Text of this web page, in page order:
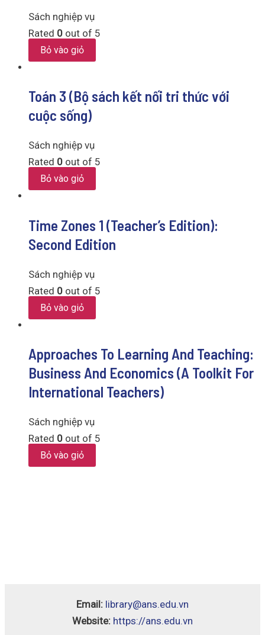
Sách nghiệp vụ
Rated 0 out of 5
Bỏ vào giỏ
Toán 3 (Bộ sách kết nối tri thức với
cuộc sống)
Sách nghiệp vụ
Rated 0 out of 5
Bỏ vào giỏ
Time Zones 1 (Teacher’s Edition):
Second Edition
Sách nghiệp vụ
Rated 0 out of 5
Bỏ vào giỏ
Approaches To Learning And Teaching:
Business And Economics (A Toolkit For
International Teachers)
Sách nghiệp vụ
Rated 0 out of 5
Bỏ vào giỏ
Email: library@ans.edu.vn
Website: https://ans.edu.vn